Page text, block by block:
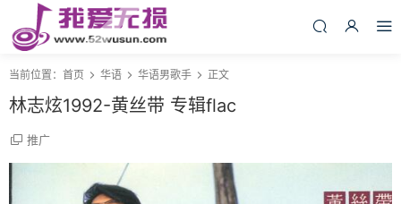
当前位置： 首页 华语 华语男歌手 正文
林志炫1992-黄丝带 专辑flac
推广